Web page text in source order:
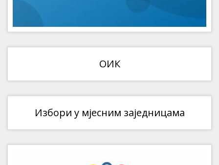
ОИК
Избори у мјесним заједницама